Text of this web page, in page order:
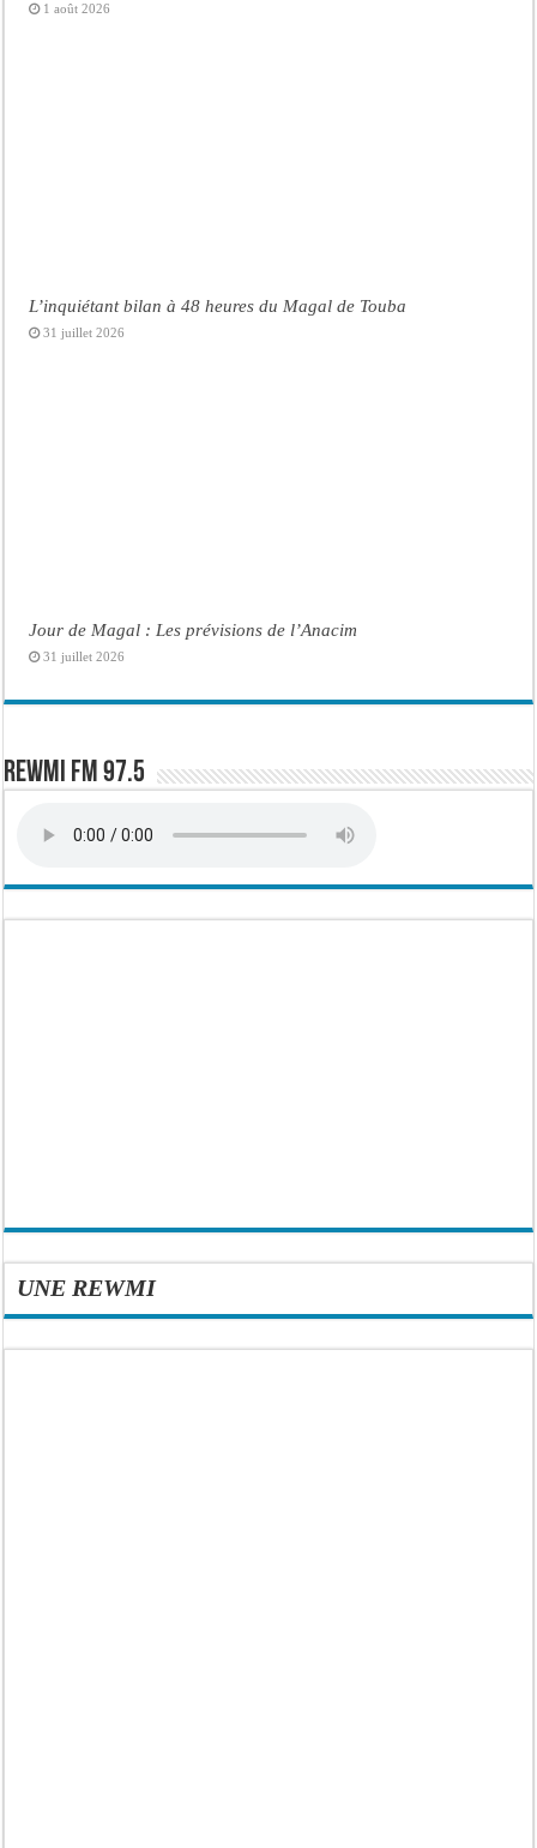
1 août 2026
L’inquiétant bilan à 48 heures du Magal de Touba
31 juillet 2026
Jour de Magal : Les prévisions de l’Anacim
31 juillet 2026
Rewmi FM 97.5
UNE REWMI